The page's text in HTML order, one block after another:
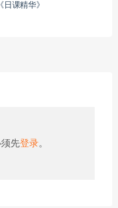
《日课精华》
先登录。